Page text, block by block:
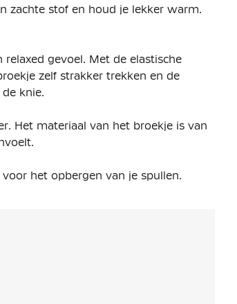
zachte stof en houd je lekker warm.
gevoel. Met de elastische
zelf strakker trekken en de
knie.
Het materiaal van het broekje is van
het opbergen van je spullen.